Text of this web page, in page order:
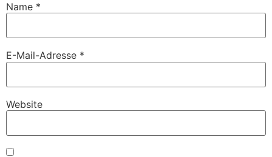
Name *
E-Mail-Adresse *
Website